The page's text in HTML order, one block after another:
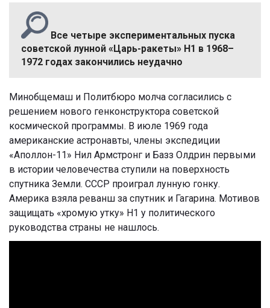
Все четыре экспериментальных пуска
советской лунной «Царь-ракеты» Н1 в 1968–
1972 годах закончились неудачно
Минобщемаш и Политбюро молча согласились с
решением нового генконструктора советской
космической программы. В июле 1969 года
американские астронавты, члены экспедиции
«Аполлон-11» Нил Армстронг и Базз Олдрин первыми
в истории человечества ступили на поверхность
спутника Земли. СССР проиграл лунную гонку.
Америка взяла реванш за спутник и Гагарина. Мотивов
защищать «хромую утку» Н1 у политического
руководства страны не нашлось.